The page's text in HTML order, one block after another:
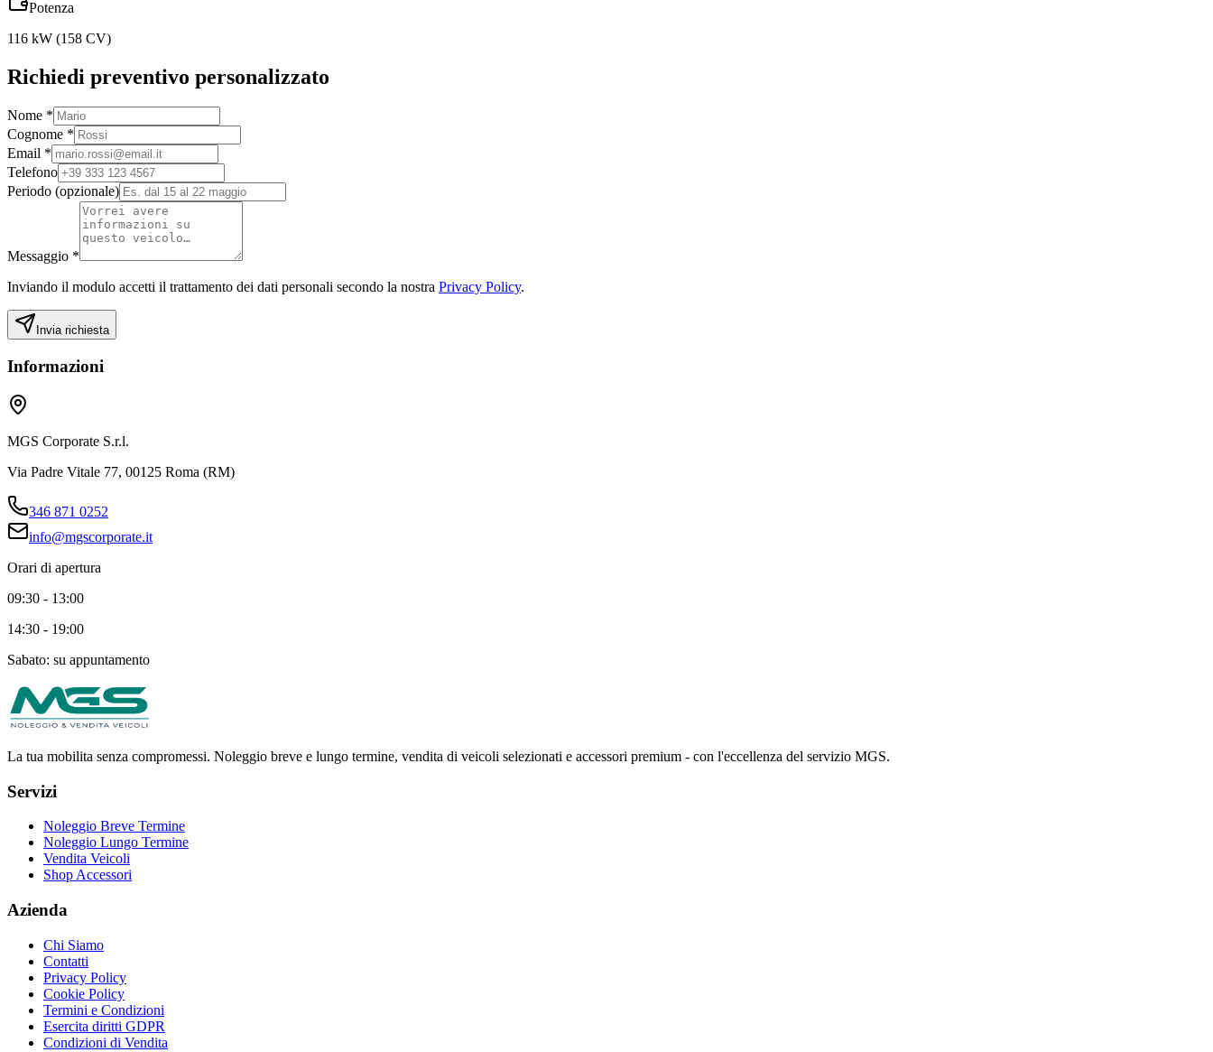
Potenza
116 kW (158 CV)
Richiedi preventivo personalizzato
Nome *
Cognome *
Email *
Telefono
Periodo (opzionale)
Messaggio *
Inviando il modulo accetti il trattamento dei dati personali secondo la nostra Privacy Policy.
Invia richiesta
Informazioni
MGS Corporate S.r.l.
Via Padre Vitale 77, 00125 Roma (RM)
346 871 0252
info@mgscorporate.it
Orari di apertura
09:30 - 13:00
14:30 - 19:00
Sabato: su appuntamento
La tua mobilita senza compromessi. Noleggio breve e lungo termine, vendita di veicoli selezionati e accessori premium - con l'eccellenza del servizio MGS.
Servizi
Noleggio Breve Termine
Noleggio Lungo Termine
Vendita Veicoli
Shop Accessori
Azienda
Chi Siamo
Contatti
Privacy Policy
Cookie Policy
Termini e Condizioni
Esercita diritti GDPR
Condizioni di Vendita